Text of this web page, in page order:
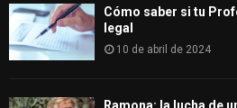
Cómo saber si tu
legal
10 de abril de 2024